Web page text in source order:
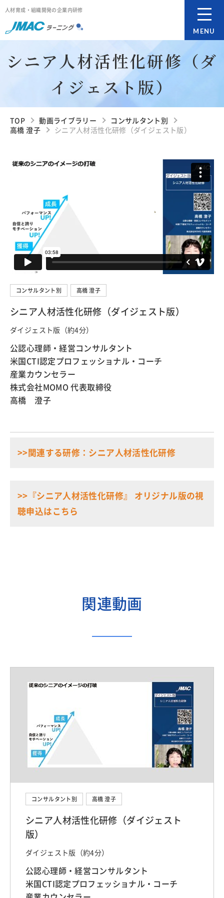
人材育成・組織開発の企業内研修
MENU
シニア人材活性化研修（ダ
イジェスト版）
TOP 動画ライブラリー
コンサルタント別
高橋 澄子
シニア人材活性化研修（ダイジェスト版）
コンサルタント別 高橋 澄子
シニア人材活性化研修（ダイジェスト版）
ダイジェスト版（約4分）
公認心理師・経営コンサルタント
米国CTI認定プロフェッショナル・コーチ
産業カウンセラー
株式会社MOMO 代表取締役
高橋 澄子
>>関連する研修：シニア人材活性化研修
>>『シニア人材活性化研修』 オリジナル版の視
聴申込はこちら
関連動画
コンサルタント別 高橋 澄子
シニア人材活性化研修（ダイジェスト
版）
ダイジェスト版（約4分）
公認心理師・経営コンサルタント
米国CTI認定プロフェッショナル・コーチ